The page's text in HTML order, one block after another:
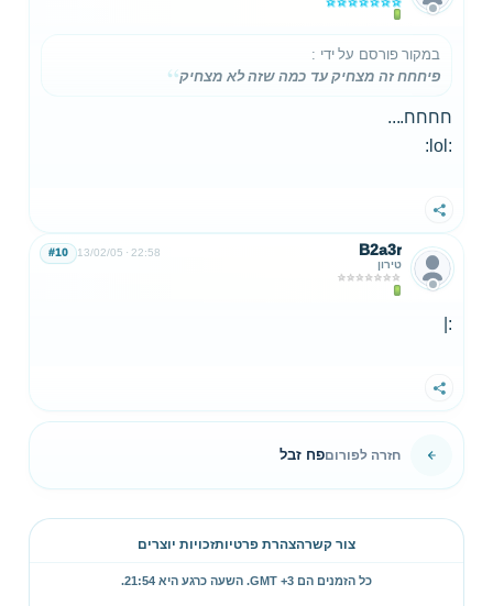
במקור פורסם על ידי :
פיחחח זה מצחיק עד כמה שזה לא מצחיק
חחחח....
:lol:
שתף
B2a3r
טירון
13/02/05 22:58
#10
:|
שתף
חזרה לפורוםפח זבל
צור קשרהצהרת פרטיותזכויות יוצרים
כל הזמנים הם GMT +3. השעה כרגע היא 21:54
.